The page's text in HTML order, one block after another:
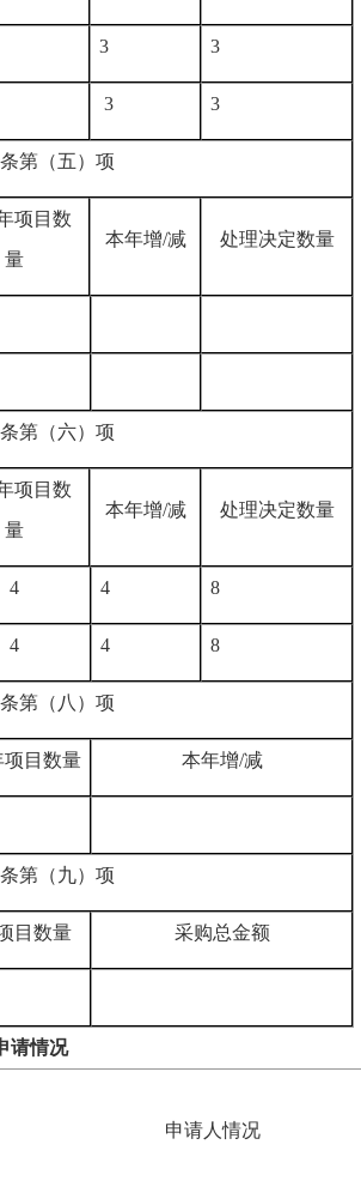
3 3
3 3
第（五）项
项目数
量
本年增/减 处理决定数量
第（六）项
项目数
量
本年增/减 处理决定数量
4 4 8
4 4 8
第（八）项
项目数量 本年增/减
第（九）项
目数量 采购总金额
请情况
申请人情况